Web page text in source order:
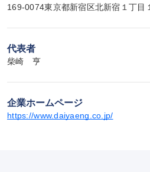
169-0074東京都新宿区北新宿１丁目
代表者
柴崎　亨
企業ホームページ
https://www.daiyaeng.co.jp/